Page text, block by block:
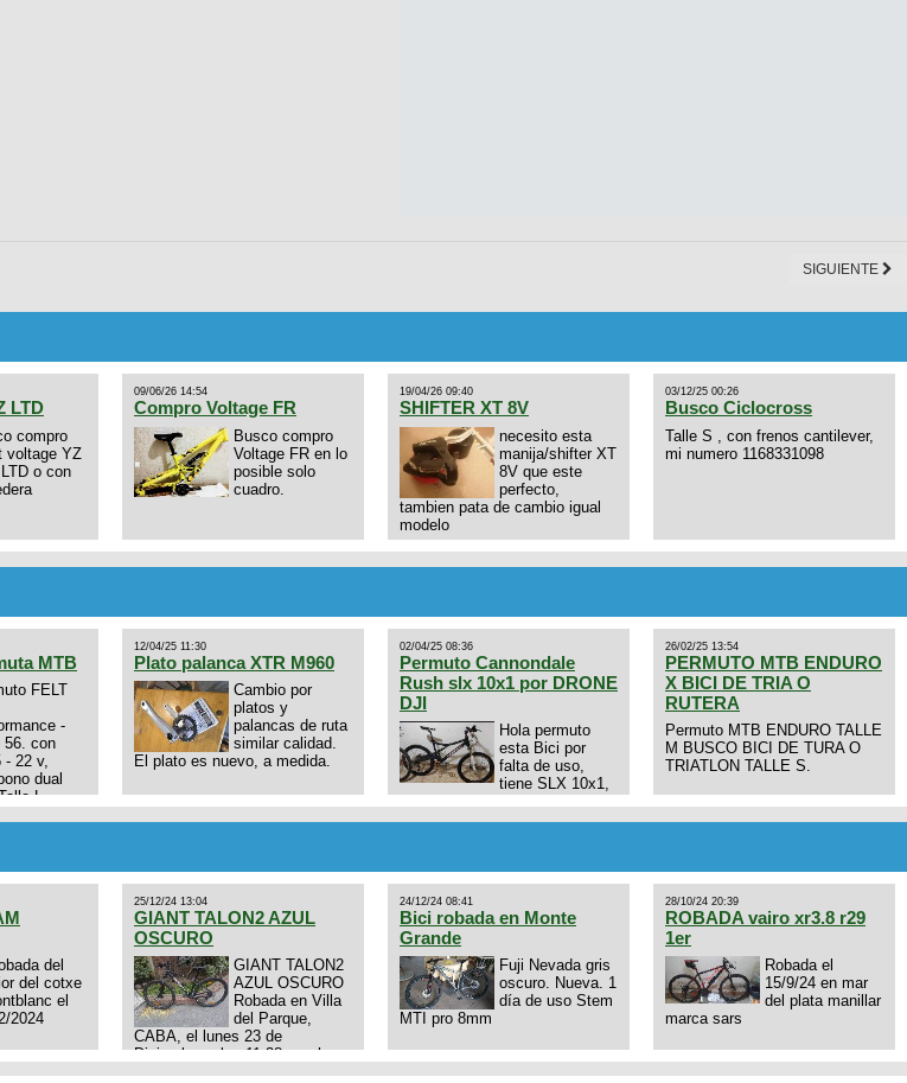
SIGUIENTE
LTD
compro
voltage YZ
o con
09/06/26 14:54
Compro Voltage FR
Busco compro
Voltage FR en lo
posible solo
cuadro.
19/04/26 09:40
SHIFTER XT 8V
necesito esta
manija/shifter XT
8V que este
perfecto,
tambien pata de cambio igual
modelo
03/12/25 00:26
Busco Ciclocross
Talle S , con frenos cantilever,
mi numero 1168331098
MTB
FELT
-
56. con
- 22 v,
dual
L.
12/04/25 11:30
Plato palanca XTR M960
Cambio por
platos y
palancas de ruta
similar calidad.
El plato es nuevo, a medida.
02/04/25 08:36
Permuto Cannondale
Rush slx 10x1 por DRONE
DJI
Hola permuto
esta Bici por
falta de uso,
tiene SLX 10x1,
Axon tope de gama con
drone de la marca Dji, les dejo
3434568861 saludos
26/02/25 13:54
PERMUTO MTB ENDURO
X BICI DE TRIA O
RUTERA
Permuto MTB ENDURO TALLE
M BUSCO BICI DE TURA O
TRIATLON TALLE S.
del
del cotxe
el
2024
25/12/24 13:04
GIANT TALON2 AZUL
OSCURO
GIANT TALON2
AZUL OSCURO
Robada en Villa
del Parque,
CABA, el lunes 23 de
Diciembre a las 11:38 am, hay
video del ladrón. Denuncia
24/12/24 08:41
Bici robada en Monte
Grande
Fuji Nevada gris
oscuro. Nueva. 1
día de uso Stem
MTI pro 8mm
28/10/24 20:39
ROBADA vairo xr3.8 r29
1er
Robada el
15/9/24 en mar
del plata manillar
marca sars